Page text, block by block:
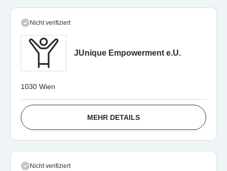
Nicht verifiziert
JUnique Empowerment e.U.
1030 Wien
MEHR DETAILS
Nicht verifiziert